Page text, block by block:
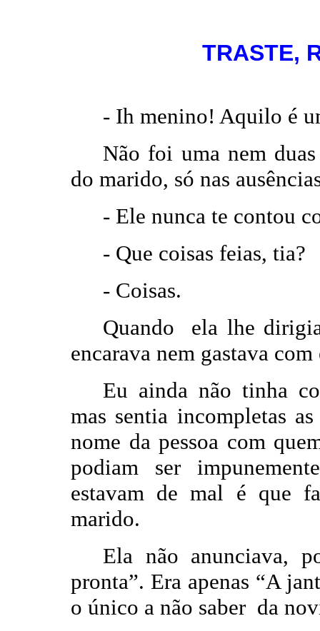
TRASTE,
- Ih menino! Aquilo é
Não foi uma nem
do marido, só nas
- Ele nunca te contou
- Que coisas feias, tia?
- Coisas.
Quando ela lhe
encarava nem gastava
Eu ainda não tinha
mas sentia incompletas
nome da pessoa com
podiam ser
estavam de mal é que
marido.
Ela não anunciava,
pronta”. Era apenas “A
o único a não saber da